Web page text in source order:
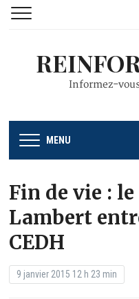
Informez-
MENU
Fin de vie :
Lambert
CEDH
9 janvier 2015 12 h 23 min